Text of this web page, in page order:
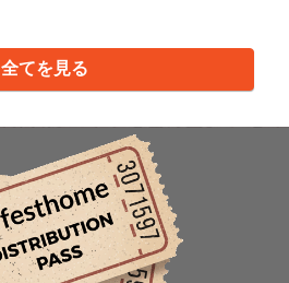
全てを見る